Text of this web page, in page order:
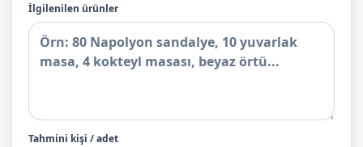
İlgilenilen ürünler
Tahmini kişi / adet